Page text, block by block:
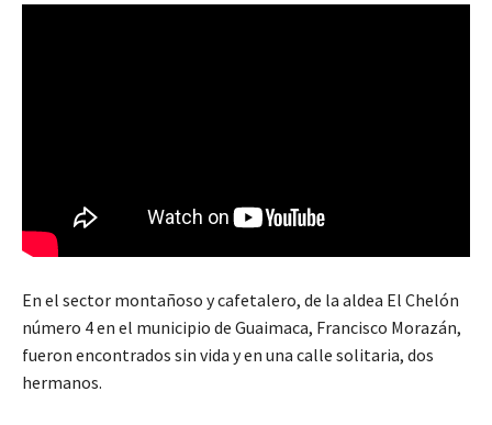
En el sector montañoso y cafetalero, de la aldea El Chelón
número 4 en el municipio de Guaimaca, Francisco Morazán,
fueron encontrados sin vida y en una calle solitaria, dos
hermanos.